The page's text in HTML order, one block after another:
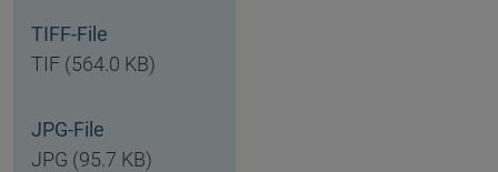
TIFF-File
TIF (564.0 KB)
JPG-File
JPG (95.7 KB)